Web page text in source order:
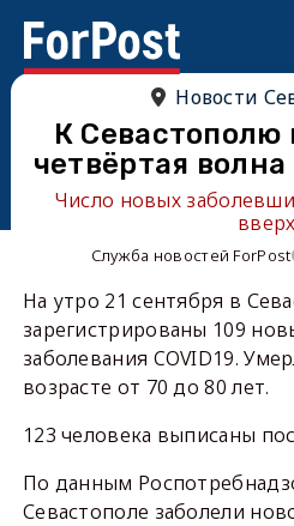
Новости
К Севастополю
четвёртая
Число новых
Служба новостей ForPost
На утро 21 сентября в
зарегистрированы 109
заболевания COVID19.
возрасте от 70 до 80 лет.
123 человека выписаны
По данным
Севастополе заболели